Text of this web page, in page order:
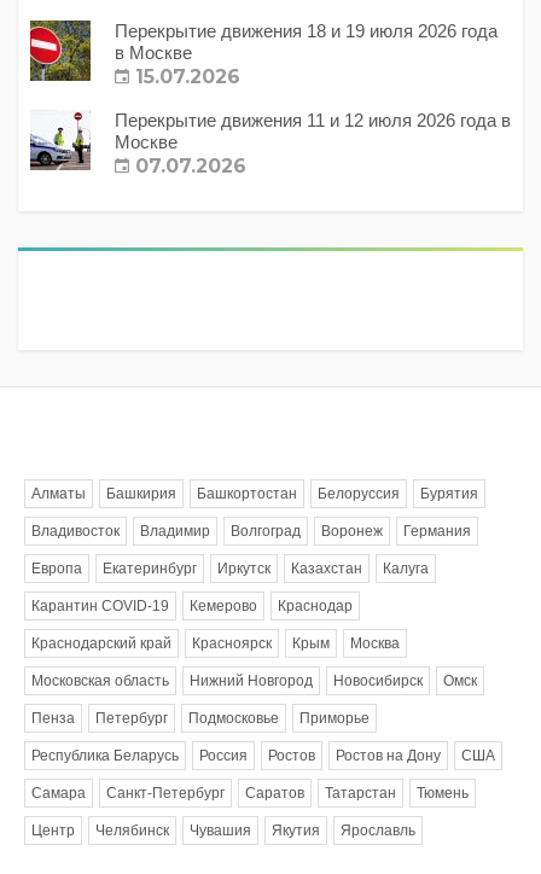
Перекрытие движения 18 и 19 июля 2026 года
в Москве
15.07.2026
Перекрытие движения 11 и 12 июля 2026 года в
Москве
07.07.2026
Алматы Башкирия Башкортостан Белоруссия Бурятия
Владивосток Владимир Волгоград Воронеж Германия
Европа Екатеринбург Иркутск Казахстан Калуга
Карантин COVID-19 Кемерово Краснодар
Краснодарский край Красноярск Крым Москва
Московская область Нижний Новгород Новосибирск Омск
Пенза Петербург Подмосковье Приморье
Республика Беларусь Россия Ростов Ростов на Дону США
Самара Санкт-Петербург Саратов Татарстан Тюмень
Центр Челябинск Чувашия Якутия Ярославль